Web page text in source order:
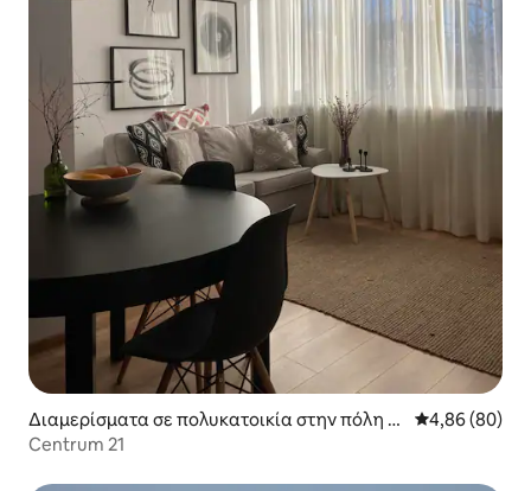
Διαμερίσματα σε πολυκατοικία στην πόλη Γκ
ντανσκ
Μέση
4,86 (80)
Centrum 21